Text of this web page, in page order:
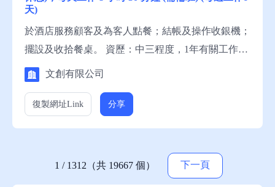
天)
於酒店服務顧客及為客人點餐；結帳及操作收銀機；
擺設及收拾餐桌。 資歷：中三程度，1年有關工作經
驗，一般粵語，略懂英語，一般中文讀寫，略懂英文
話就業服務熱線安排轉介。
文創有限公司
復製網址Link 分享
1 / 1312（共 19667 個） 下一頁